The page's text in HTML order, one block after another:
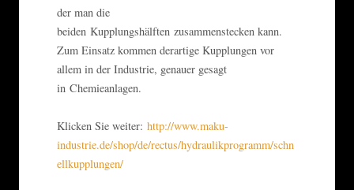
der man die
beiden Kupplungshälften zusammenstecken kann.
Zum Einsatz kommen derartige Kupplungen vor
allem in der Industrie, genauer gesagt
in Chemieanlagen.
Klicken Sie weiter: http://www.maku-
industrie.de/shop/de/rectus/hydraulikprogramm/schn
ellkupplungen/